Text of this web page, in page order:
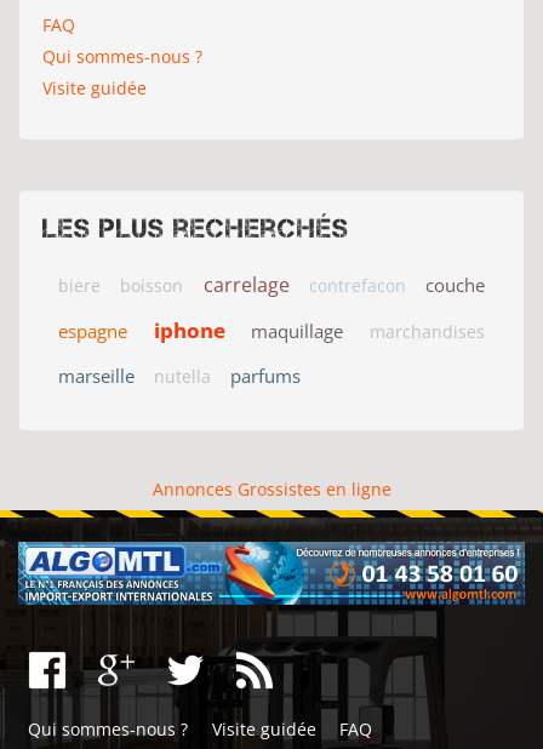
FAQ
Qui sommes-nous ?
Visite guidée
Les plus recherchés
biere boisson carrelage contrefacon
couche
espagne
iphone maquillage marchandises
marseille nutella parfums
Annonces Grossistes en ligne
Qui sommes-nous ? Visite guidée FAQ